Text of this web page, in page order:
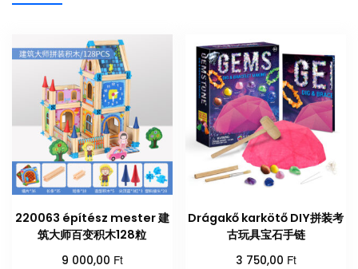
220063 építész mester 建
筑大师百变积木128粒
9 000,00 Ft
Drágakő karkötő DIY拼装考
古玩具宝石手链
3 750,00 Ft